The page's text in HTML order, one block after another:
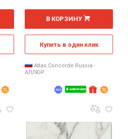
В наличии
м
В КОРЗИНУ
Купить в один клик
Atlas Concorde Russia -
АЛЛЮР